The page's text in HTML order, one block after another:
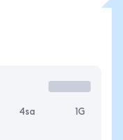
4sa 1G